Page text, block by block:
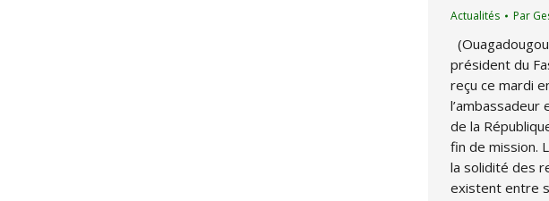
Actualités Par
président du
reçu ce mardi
de la
fin de mission.
la solidité des
existent entre